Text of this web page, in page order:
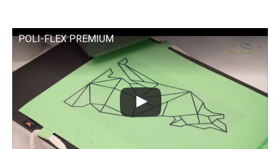
POLI-FLEX PREMIUM